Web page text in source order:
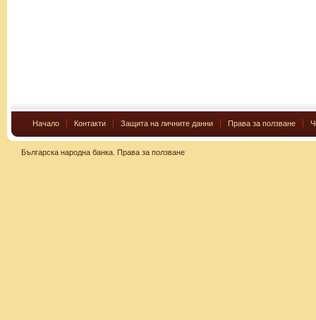
Начало Контакти Защита на личните данни Права за ползване
Българска народна банка. Права за ползване